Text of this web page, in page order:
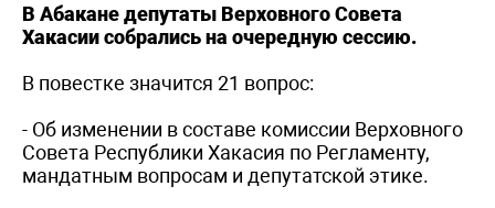
В Абакане депутаты Верховного Совета
Хакасии собрались на очередную сессию.
В повестке значится 21 вопрос:
- Об изменении в составе комиссии Верховного
Совета Республики Хакасия по Регламенту,
мандатным вопросам и депутатской этике.